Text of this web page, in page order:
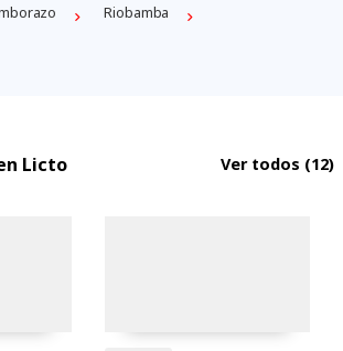
Riobamba
Licto Ver todos (12)